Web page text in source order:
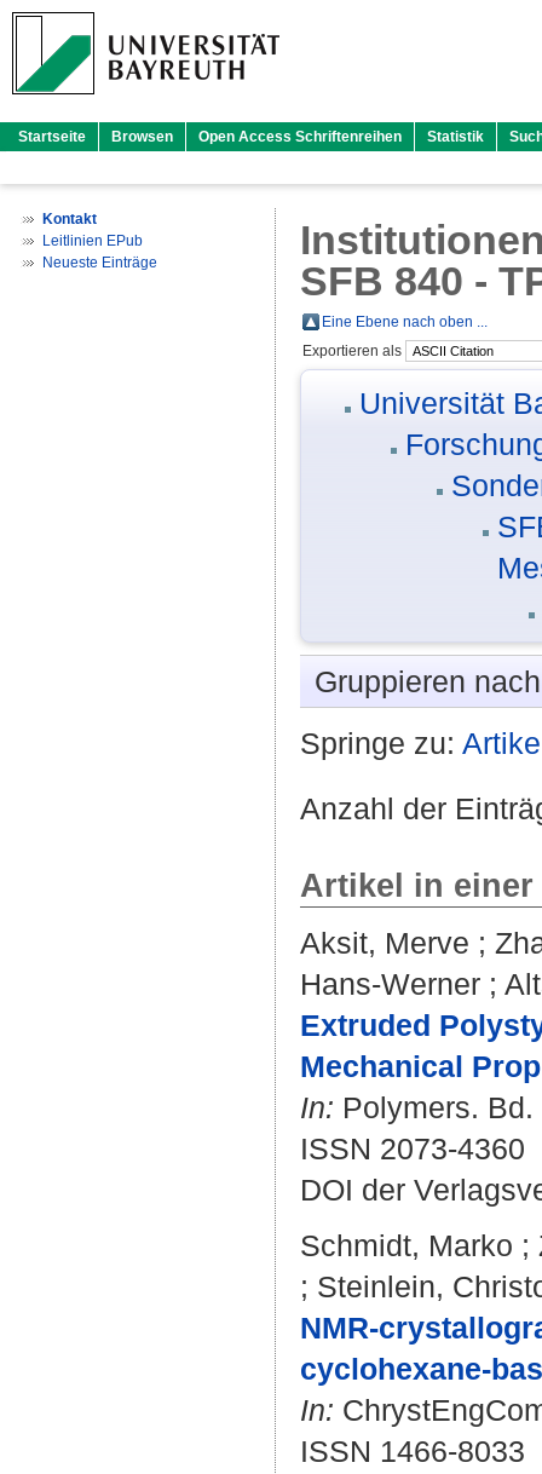
Startseite Browsen Open Access Schriftenreihen Statistik
Kontakt
Leitlinien EPub
Neueste Einträge
SFB 840 -
Eine Ebene nach oben ...
Exportieren als
Universität
Gruppieren
Springe zu:
Anzahl der
Artikel in
Aksit, Merve ;
Hans-Werner ;
Extruded
Mechanical
In: Polymers.
ISSN 2073-4360
DOI der
Schmidt, Marko ;
; Steinlein,
NMR-
cyclohexane-
In:
ISSN 1466-8033